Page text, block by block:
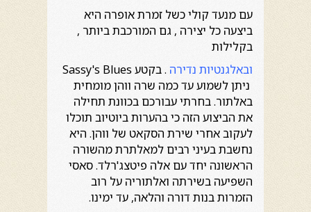
עם מנעד קולי כשל זמרת אופרה היא
ביצעה כל יצירה , גם המורכבת ביותר ,
בקלילות
ובאלגנטיות נדירה
. בקטע Sassy's Blues
ניתן לשמוע עד כמה שרה ווהן מומחית
באלתור. בחרתי עבורכם בכוונת תחילה
את הביצוע הזה כי בהערות ביוטיוב תוכלו
לעקוב אחרי שירת הסקאט של ווהן. היא
נחשבת בעיני רבים למאלתרת מהשורה
הראשונה יחד עם אלה פיטצג'רלד. סאסי
השפיעה בשירתה ואלתוריה על רוב
הזמרות בנות דורה והלאה, עד ימינו.